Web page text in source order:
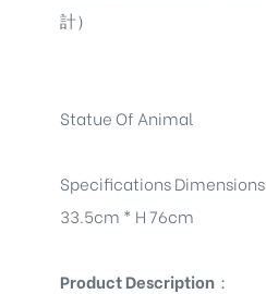
計）
Statue Of Animal
Specifications Dimensions
33.5cm * H 76cm
Product Description ：